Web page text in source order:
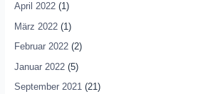
April 2022(1)
März 2022(1)
Februar 2022(2)
Januar 2022(5)
September 2021(21)